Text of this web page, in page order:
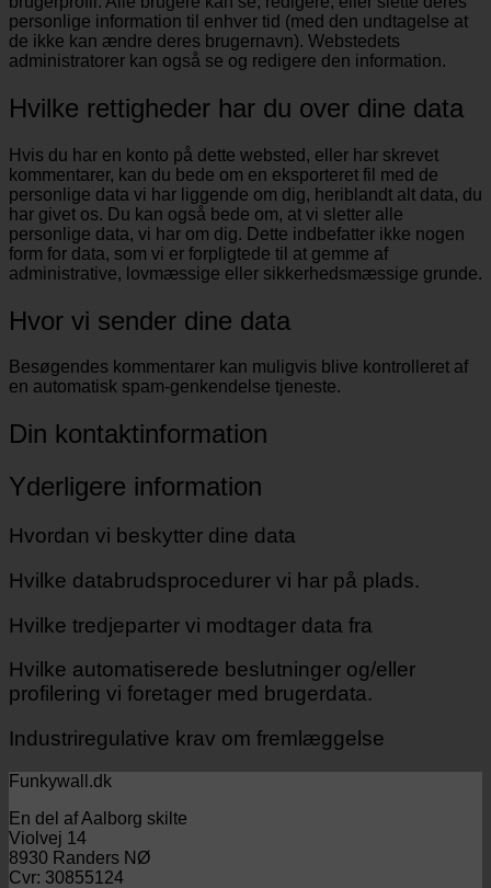
personlige information til enhver tid (med den undtagelse at
de ikke kan ændre deres brugernavn). Webstedets
administratorer kan også se og redigere den information.
Hvilke rettigheder har du over dine data
Hvis du har en konto på dette websted, eller har skrevet
kommentarer, kan du bede om en eksporteret fil med de
personlige data vi har liggende om dig, heriblandt alt data, du
har givet os. Du kan også bede om, at vi sletter alle
personlige data, vi har om dig. Dette indbefatter ikke nogen
form for data, som vi er forpligtede til at gemme af
administrative, lovmæssige eller sikkerhedsmæssige grunde.
Hvor vi sender dine data
Besøgendes kommentarer kan muligvis blive kontrolleret af
en automatisk spam-genkendelse tjeneste.
Din kontaktinformation
Yderligere information
Hvordan vi beskytter dine data
Hvilke databrudsprocedurer vi har på plads.
Hvilke tredjeparter vi modtager data fra
Hvilke automatiserede beslutninger og/eller
profilering vi foretager med brugerdata.
Industriregulative krav om fremlæggelse
Funkywall.dk
En del af Aalborg skilte
Violvej 14
8930 Randers NØ
Cvr: 30855124